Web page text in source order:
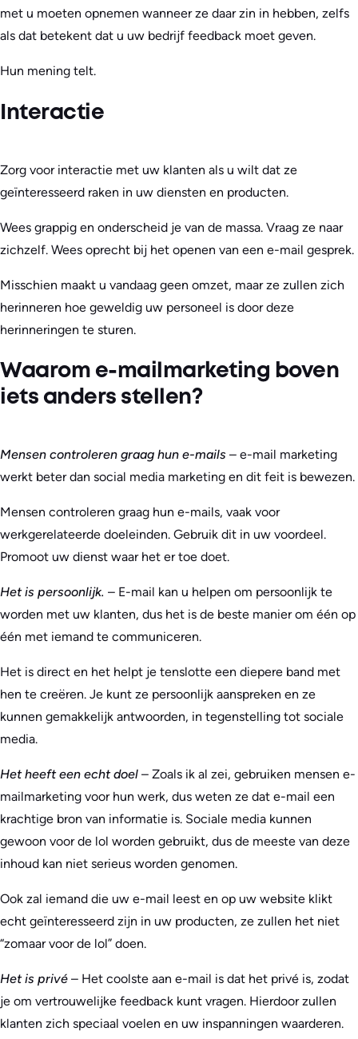
met u moeten opnemen wanneer ze daar zin in hebben, zelfs
als dat betekent dat u uw bedrijf feedback moet geven.
Hun mening telt.
Interactie
Zorg voor interactie met uw klanten als u wilt dat ze
geïnteresseerd raken in uw diensten en producten.
Wees grappig en onderscheid je van de massa. Vraag ze naar
zichzelf. Wees oprecht bij het openen van een e-mail gesprek.
Misschien maakt u vandaag geen omzet, maar ze zullen zich
herinneren hoe geweldig uw personeel is door deze
herinneringen te sturen.
Waarom e-mailmarketing boven
iets anders stellen?
Mensen controleren graag hun e-mails – e-mail marketing
werkt beter dan social media marketing en dit feit is bewezen.
Mensen controleren graag hun e-mails, vaak voor
werkgerelateerde doeleinden. Gebruik dit in uw voordeel.
Promoot uw dienst waar het er toe doet.
Het is persoonlijk. – E-mail kan u helpen om persoonlijk te
worden met uw klanten, dus het is de beste manier om één op
één met iemand te communiceren.
Het is direct en het helpt je tenslotte een diepere band met
hen te creëren. Je kunt ze persoonlijk aanspreken en ze
kunnen gemakkelijk antwoorden, in tegenstelling tot sociale
media.
Het heeft een echt doel – Zoals ik al zei, gebruiken mensen e-
mailmarketing voor hun werk, dus weten ze dat e-mail een
krachtige bron van informatie is. Sociale media kunnen
gewoon voor de lol worden gebruikt, dus de meeste van deze
inhoud kan niet serieus worden genomen.
Ook zal iemand die uw e-mail leest en op uw website klikt
echt geïnteresseerd zijn in uw producten, ze zullen het niet
“zomaar voor de lol” doen.
Het is privé – Het coolste aan e-mail is dat het privé is, zodat
je om vertrouwelijke feedback kunt vragen. Hierdoor zullen
klanten zich speciaal voelen en uw inspanningen waarderen.